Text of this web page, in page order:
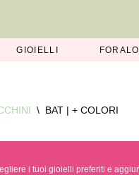
GIOIELLI
\ BAT | + COLORI
i tuoi gioielli preferiti e